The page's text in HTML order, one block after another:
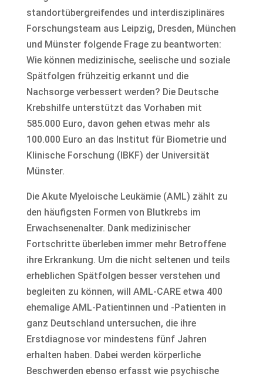
standortübergreifendes und interdisziplinäres
Forschungsteam aus Leipzig, Dresden, München
und Münster folgende Frage zu beantworten:
Wie können medizinische, seelische und soziale
Spätfolgen frühzeitig erkannt und die
Nachsorge verbessert werden? Die Deutsche
Krebshilfe unterstützt das Vorhaben mit
585.000 Euro, davon gehen etwas mehr als
100.000 Euro an das Institut für Biometrie und
Klinische Forschung (IBKF) der Universität
Münster.
Die Akute Myeloische Leukämie (AML) zählt zu
den häufigsten Formen von Blutkrebs im
Erwachsenenalter. Dank medizinischer
Fortschritte überleben immer mehr Betroffene
ihre Erkrankung. Um die nicht seltenen und teils
erheblichen Spätfolgen besser verstehen und
begleiten zu können, will AML-CARE etwa 400
ehemalige AML-Patientinnen und -Patienten in
ganz Deutschland untersuchen, die ihre
Erstdiagnose vor mindestens fünf Jahren
erhalten haben. Dabei werden körperliche
Beschwerden ebenso erfasst wie psychische